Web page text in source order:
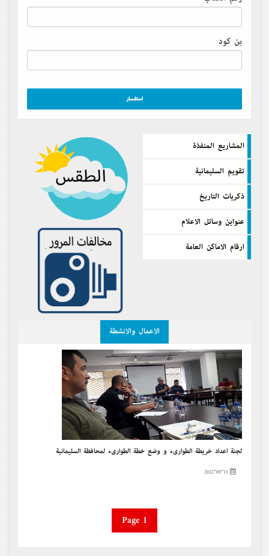
بن كود
المشاريع المنفذة
تقويم السليمانية
ذكريات التاريخ
عنواين وسائل الاعلام
ارقام الاماكن العامة
الاعمال والانشطة
لجنة إعداد خريطة الطوارىء و وضع خطة الطوارىء لمحافظة السليمانية
Page 1